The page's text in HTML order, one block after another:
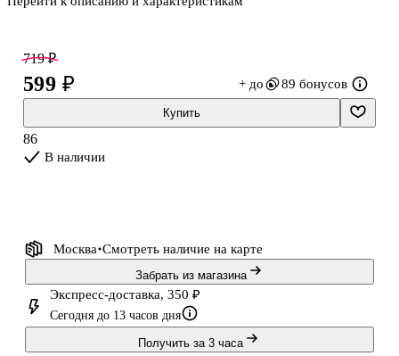
узнает о нюансах античного и современного частного
проектирования, о материалах, из которых строились все
сооружения, начиная с I в. до н.э., а также о четырех природных
стихиях, постоянно сопутствующих архитектору. Особое
внимание уделено тре
719 ₽
599 ₽ + до 89 бонусов
Купить
86
В наличии
Москва Смотреть наличие на карте
Забрать из магазина
Экспресс-доставка, 350 ₽
Сегодня до 13 часов дня
Получить за 3 часа